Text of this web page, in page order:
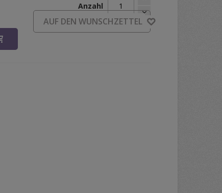
Anzahl
AUF DEN WUNSCHZETTEL